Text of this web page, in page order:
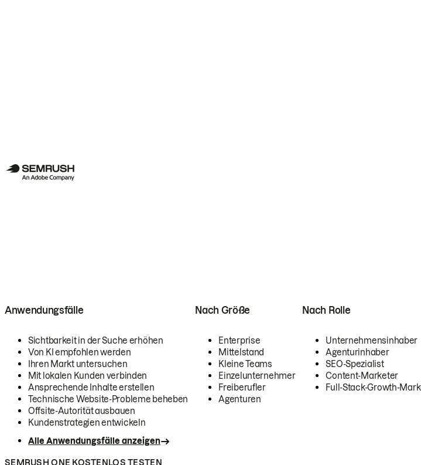
Anwendungsfälle
Sichtbarkeit in der Suche erhöhen
Von KI empfohlen werden
Ihren Markt untersuchen
Mit lokalen Kunden verbinden
Ansprechende Inhalte erstellen
Technische Website-Probleme beheben
Offsite-Autorität ausbauen
Kundenstrategien entwickeln
Alle Anwendungsfälle anzeigen
Nach Größe
Enterprise
Mittelstand
Kleine Teams
Einzelunternehmer
Freiberufler
Agenturen
Nach Rolle
Unternehmensinhaber
Agenturinhaber
SEO-Spezialist
Content-Marketer
Full-Stack-Growth-
SEMRUSH ONE KOSTENLOS TESTEN